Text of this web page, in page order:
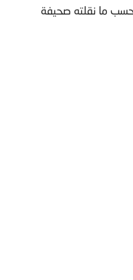
ما نقلته صحيفة